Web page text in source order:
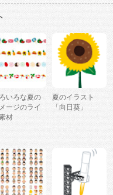
いろな夏の
ージのライ
材
夏のイラスト
「向日葵」